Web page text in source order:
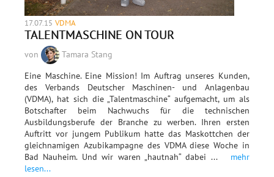
17.07.15 VDMA
TALENTMASCHINE ON TOUR
von
Tamara Stang
Eine Maschine. Eine Mission! Im Auftrag unseres Kunden,
des Verbands Deutscher Maschinen- und Anlagenbau
(VDMA), hat sich die „Talentmaschine“ aufgemacht, um als
Botschafter beim Nachwuchs für die technischen
Ausbildungsberufe der Branche zu werben. Ihren ersten
Auftritt vor jungem Publikum hatte das Maskottchen der
gleichnamigen Azubikampagne des VDMA diese Woche in
Bad Nauheim. Und wir waren „hautnah“ dabei ... mehr
lesen...